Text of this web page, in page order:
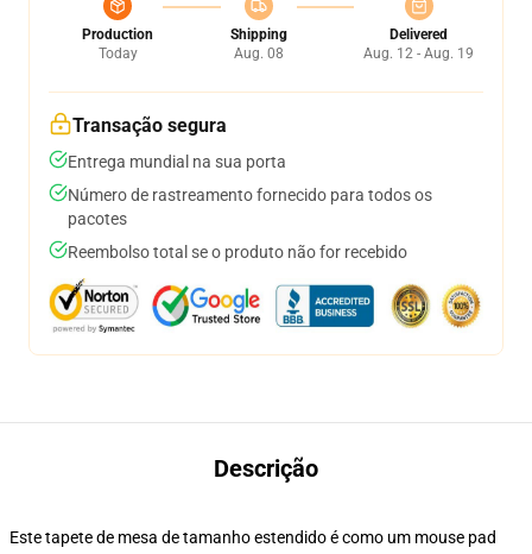
Production
Today
Shipping
Aug. 08
Delivered
Aug. 12 - Aug. 19
Transação segura
Entrega mundial na sua porta
Número de rastreamento fornecido para todos os
pacotes
Reembolso total se o produto não for recebido
Descrição
Este tapete de mesa de tamanho estendido é como um mouse pad